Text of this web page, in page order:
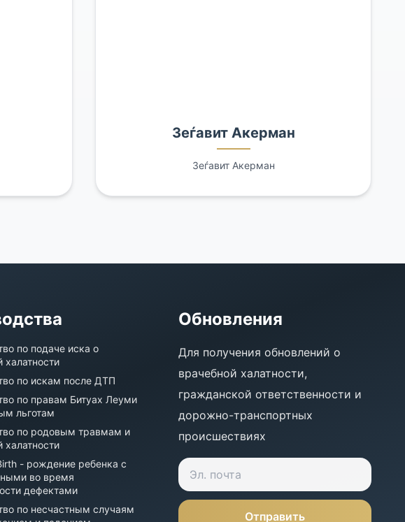
Зеѓавит Акерман
Зеѓавит Акерман
по подаче иска о
халатности
по искам после ДТП
по правам Битуах Леуми
льготам
по родовым травмам и
халатности
- рождение ребенка с
во время
дефектами
по несчастным случаям
Обновления
Для получения обновлений о
врачебной халатности,
гражданской ответственности и
дорожно-транспортных
происшествиях
Отправить